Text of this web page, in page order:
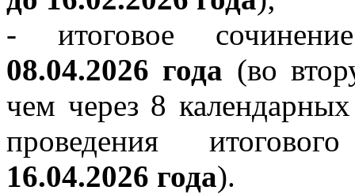
- итоговое
08.04.2026 года (во
чем через 8
проведения
16.04.2026 года).